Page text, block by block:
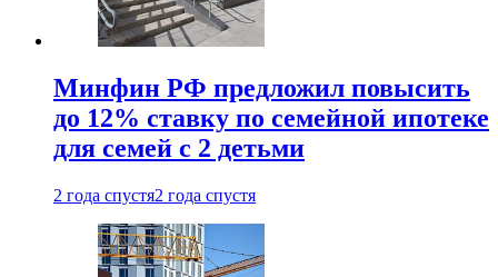
Минфин РФ предложил повысить
до 12% ставку по семейной ипотеке
для семей с 2 детьми
2 года спустя2 года спустя